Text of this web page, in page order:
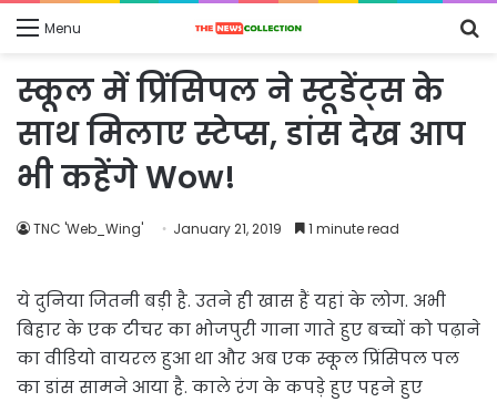
Menu
स्कूल में प्रिंसिपल ने स्टूडेंट्स के
साथ मिलाए स्टेप्स, डांस देख आप
भी कहेंगे Wow!
TNC 'Web_Wing' January 21, 2019 1 minute read
ये दुनिया जितनी बड़ी है. उतने ही खास हैं यहां के लोग. अभी
बिहार के एक टीचर का भोजपुरी गाना गाते हुए बच्चों को पढ़ाने
का वीडियो वायरल हुआ था और अब एक स्कूल प्रिंसिपल पल
का डांस सामने आया है. काले रंग के कपड़े हुए पहने हुए